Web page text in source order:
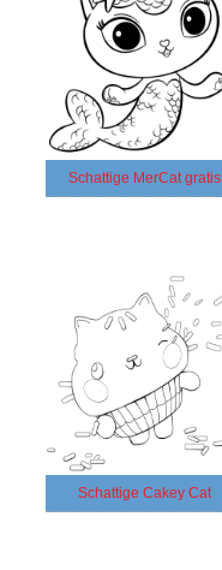
Schattige MerCat gratis
Schattige Cakey Cat